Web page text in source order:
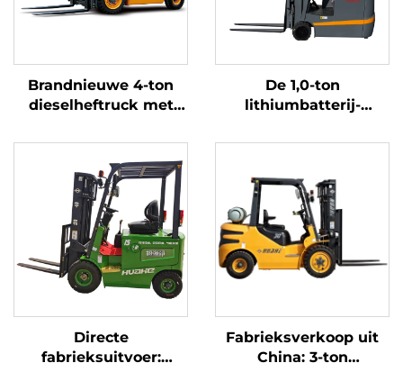
Brandnieuwe 4-ton
dieselheftruck met
Japanse ISUZU-motor
De 1,0-ton
lithiumbatterij-
met lithiumbatterij,
is redelijk geprijsd
Directe
fabrieksuitvoer:
Fabrieksverkoop uit
China: 3-ton